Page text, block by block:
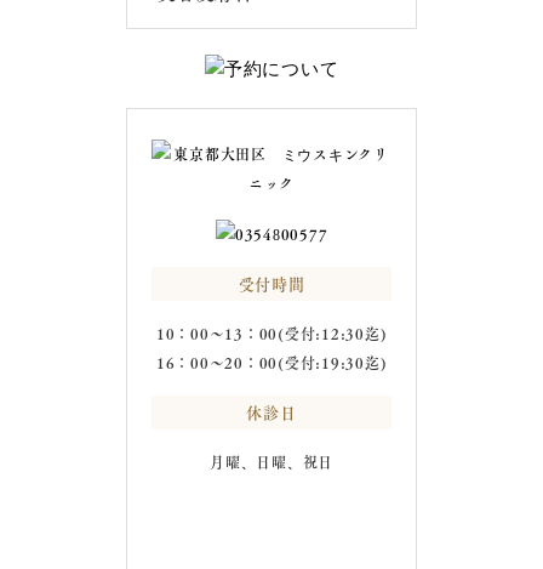
受付時間
10：00～13：00(受付:12:30迄)
16：00～20：00(受付:19:30迄)
休診日
月曜、日曜、祝日